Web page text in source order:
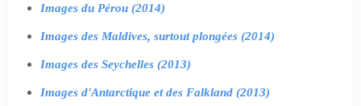
Images du Pérou (2014)
Images des Maldives, surtout plongées (2014)
Images des Seychelles (2013)
Images d'Antarctique et des Falkland (2013)